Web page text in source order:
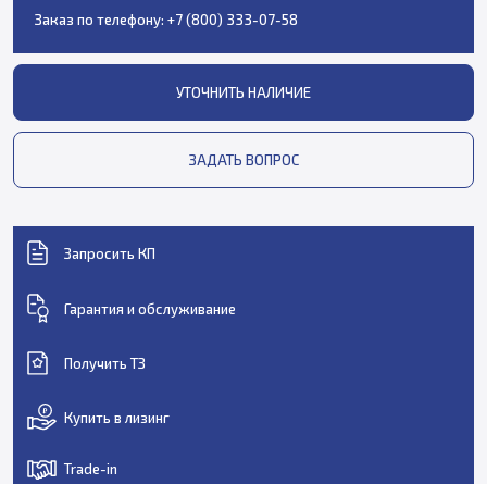
Заказ по телефону: +7 (800) 333-07-58
УТОЧНИТЬ НАЛИЧИЕ
ЗАДАТЬ ВОПРОС
Запросить КП
Гарантия и обслуживание
Получить ТЗ
Купить в лизинг
Trade-in